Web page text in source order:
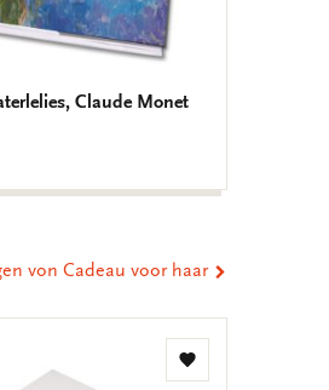
Claude Monet
von Cadeau voor haar
Zur